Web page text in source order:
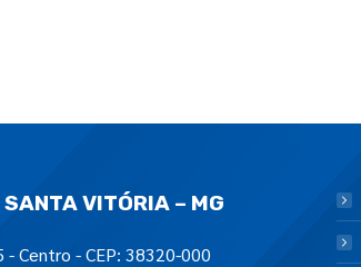
VITÓRIA – MG
Centro - CEP: 38320-000